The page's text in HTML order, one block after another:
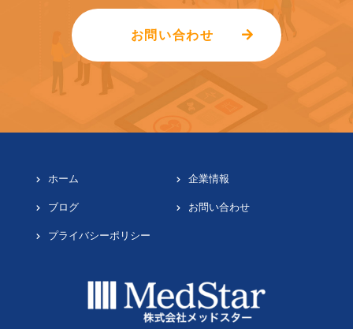
お問い合わせ
ホーム 企業情報
ブログ お問い合わせ
プライバシーポリシー